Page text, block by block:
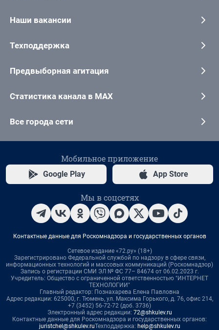
Наши вакансии
Техподдержка
Предвыборная агитация
Статистика канала в MAX
Все города сети
Мобильное приложение
Google Play App Store
Мы в соцсетях
Контактные данные для Роскомнадзора и государственных органов
Сетевое издание «72.ру» (18+)
Зарегистрировано Федеральной службой по надзору в сфере связи,
информационных технологий и массовых коммуникаций (Роскомнадзор)
Запись о регистрации СМИ ЭЛ № ФС 77– 84674 от 06.02.2023 г.
Учредитель: Общество с ограниченной ответственностью "ИНТЕРНЕТ
ТЕХНОЛОГИИ"
Главный редактор: Познахарева Елена Павловна
Адрес редакции: 625000, г. Тюмень, ул. Максима Горького, д. 76, офис 214,
+7 (3452) 56-72-72 (доб. 3736)
Электронный адрес редакции: 72@shkulev.ru
Контактные данные для Роскомнадзора и государственных органов:
juristchel@shkulev.ruТехподдержка: help@shkulev.ru